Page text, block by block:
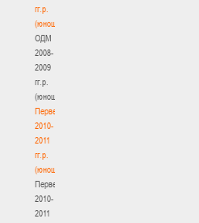
гг.р.
(юноши)
ОДМ
2008-
2009
гг.р.
(юноши)
Первенство
2010-
2011
гг.р.
(юноши)
Первенство
2010-
2011